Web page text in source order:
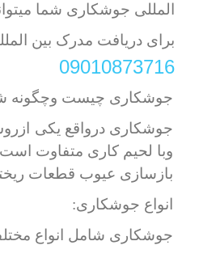
المللی جوشکاری شما
برای دریافت مدرک بین
09010873716
جوشکاری چیست وچگونه
جوشکاری درواقع یکی
وبا لحیم کاری متفاوت
بازسازی عیوب قطعات
انواع جوشکاری:
جوشکاری شامل انواع